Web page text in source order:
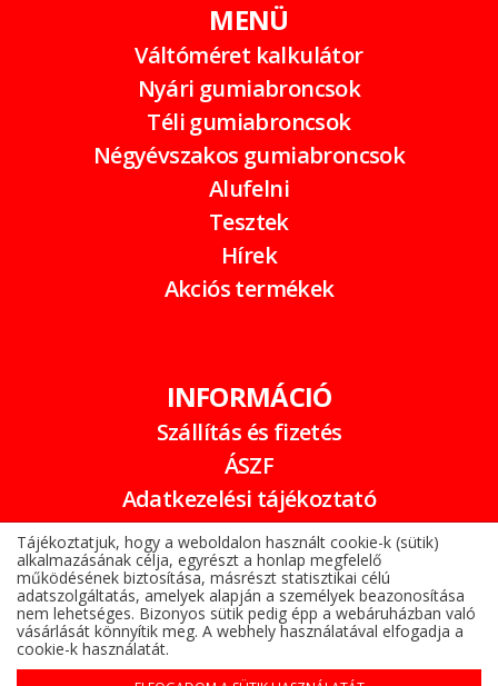
MENÜ
Váltóméret kalkulátor
Nyári gumiabroncsok
Téli gumiabroncsok
Négyévszakos gumiabroncsok
Alufelni
Tesztek
Hírek
Akciós termékek
INFORMÁCIÓ
Szállítás és fizetés
ÁSZF
Adatkezelési tájékoztató
Garancia
Online elállási nyilatkozat
Tájékoztatjuk, hogy a weboldalon használt cookie-k (sütik)
alkalmazásának célja, egyrészt a honlap megfelelő
működésének biztosítása, másrészt statisztikai célú
adatszolgáltatás, amelyek alapján a személyek beazonosítása
nem lehetséges. Bizonyos sütik pedig épp a webáruházban való
vásárlását könnyítik meg. A webhely használatával elfogadja a
cookie-k használatát.